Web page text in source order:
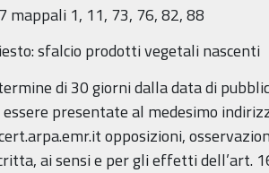
mappali 1, 11, 73, 76, 82, 88
sfalcio prodotti vegetali nascenti
di 30 giorni dalla data di
essere presentate al medesimo
opposizioni,
ai sensi e per gli effetti dell’art.